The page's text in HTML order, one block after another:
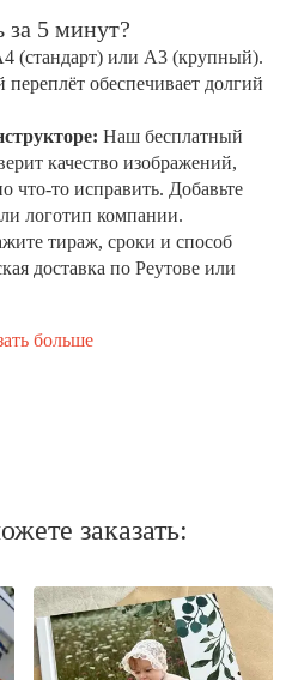
за 5 минут?
(стандарт) или А3 (крупный).
обеспечивает долгий
Наш бесплатный
качество изображений,
что-то исправить. Добавьте
логотип компании.
тираж, сроки и способ
доставка по Реутове или
больше
заказать: